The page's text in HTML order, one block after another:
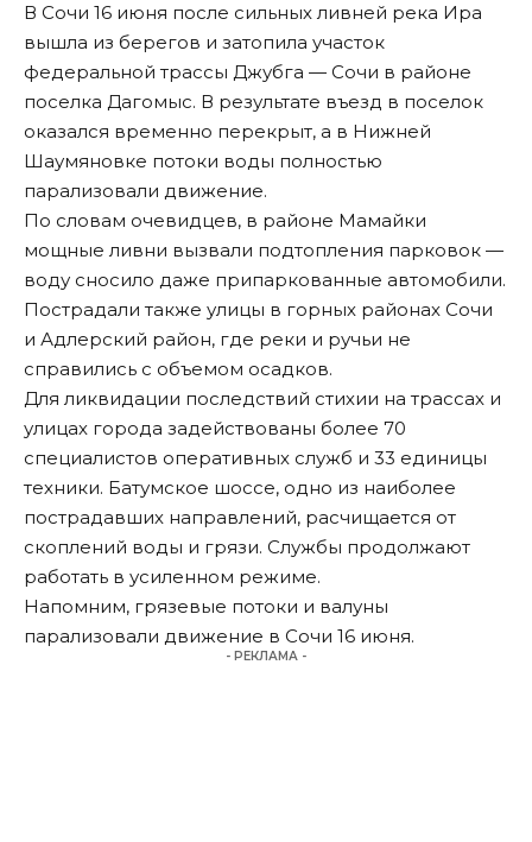
В Сочи 16 июня после сильных ливней река Ира
вышла из берегов и затопила участок
федеральной трассы Джубга — Сочи в районе
поселка Дагомыс. В результате въезд в поселок
оказался временно перекрыт, а в Нижней
Шаумяновке потоки воды полностью
парализовали движение.
По словам очевидцев, в районе Мамайки
мощные ливни вызвали подтопления парковок —
воду сносило даже припаркованные автомобили.
Пострадали также улицы в горных районах Сочи
и Адлерский район, где реки и ручьи не
справились с объемом осадков.
Для ликвидации последствий стихии на трассах и
улицах города задействованы более 70
специалистов оперативных служб и 33 единицы
техники. Батумское шоссе, одно из наиболее
пострадавших направлений, расчищается от
скоплений воды и грязи. Службы продолжают
работать в усиленном режиме.
Напомним, грязевые потоки и валуны
парализовали движение в Сочи 16 июня.
- РЕКЛАМА -